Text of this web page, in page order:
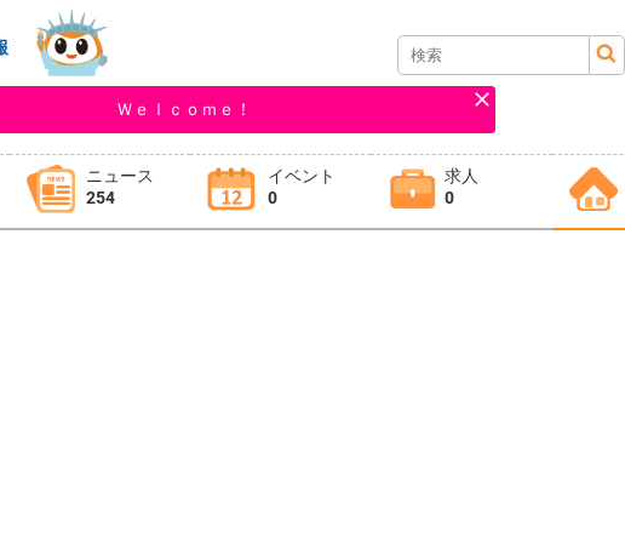
Ｗｅｌｃｏｍｅ！
ニュース
254
イベント
0
求人
0